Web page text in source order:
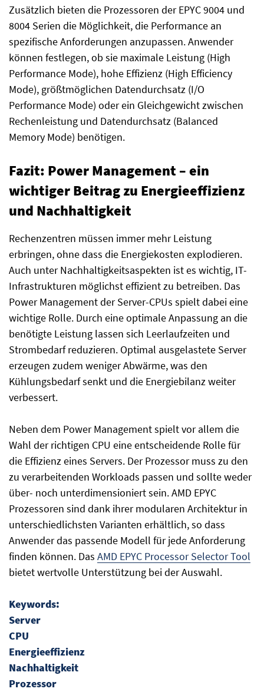
Zusätzlich bieten die Prozessoren der EPYC 9004 und
8004 Serien die Möglichkeit, die Performance an
spezifische Anforderungen anzupassen. Anwender
können festlegen, ob sie maximale Leistung (High
Performance Mode), hohe Effizienz (High Efficiency
Mode), größtmöglichen Datendurchsatz (I/O
Performance Mode) oder ein Gleichgewicht zwischen
Rechenleistung und Datendurchsatz (Balanced
Memory Mode) benötigen.
Fazit: Power Management – ein
wichtiger Beitrag zu Energieeffizienz
und Nachhaltigkeit
Rechenzentren müssen immer mehr Leistung
erbringen, ohne dass die Energiekosten explodieren.
Auch unter Nachhaltigkeitsaspekten ist es wichtig, IT-
Infrastrukturen möglichst effizient zu betreiben. Das
Power Management der Server-CPUs spielt dabei eine
wichtige Rolle. Durch eine optimale Anpassung an die
benötigte Leistung lassen sich Leerlaufzeiten und
Strombedarf reduzieren. Optimal ausgelastete Server
erzeugen zudem weniger Abwärme, was den
Kühlungsbedarf senkt und die Energiebilanz weiter
verbessert.
Neben dem Power Management spielt vor allem die
Wahl der richtigen CPU eine entscheidende Rolle für
die Effizienz eines Servers. Der Prozessor muss zu den
zu verarbeitenden Workloads passen und sollte weder
über- noch unterdimensioniert sein. AMD EPYC
Prozessoren sind dank ihrer modularen Architektur in
unterschiedlichsten Varianten erhältlich, so dass
Anwender das passende Modell für jede Anforderung
finden können. Das AMD EPYC Processor Selector Tool
bietet wertvolle Unterstützung bei der Auswahl.
Keywords:
Server
CPU
Energieeffizienz
Nachhaltigkeit
Prozessor